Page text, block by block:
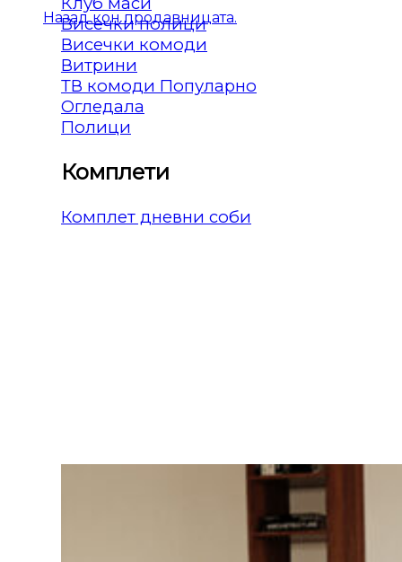
Назад кон продавницата.
Висечки полици
Висечки комоди
Витрини
ТВ комоди
Огледала
Полици
Комплети
Комплет дневни соби